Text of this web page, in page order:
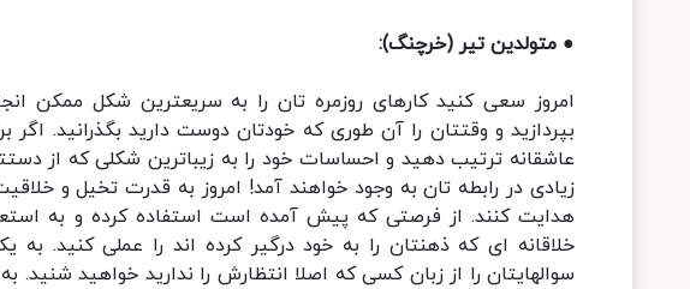
● متولدین تیر (خرچنگ):
امروز سعی کنید کارهای روزمره تان را به سریعترین شکل ممکن
بپردازید و وقتتان را آن طوری که خودتان دوست دارید بگذرانید.
عاشقانه ترتیب دهید و احساسات خود را به زیباترین شکلی که از
زیادی در رابطه تان به وجود خواهند آمد! امروز به قدرت تخیل و
هدایت کنند. از فرصتی که پیش آمده است استفاده کرده و به
خلاقانه ای که ذهنتان را به خود درگیر کرده اند را عملی
سوالهایتان را از زبان کسی که اصلا انتظارش را ندارید خواهید